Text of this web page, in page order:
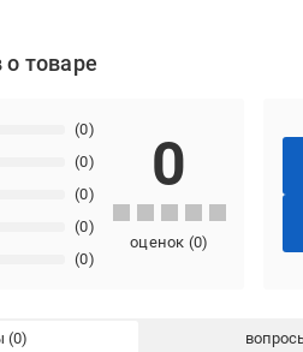
товаре
(0)
(0)
(0)
(0)
(0)
0
оценок (0)